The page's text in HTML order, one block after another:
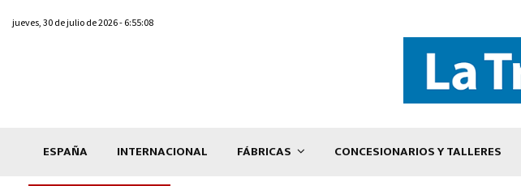
jueves, 30 de julio de 2026 - 6:55:08
ESPAÑA INTERNACIONAL FÁBRICAS CONCESIONARIOS Y TALLERES